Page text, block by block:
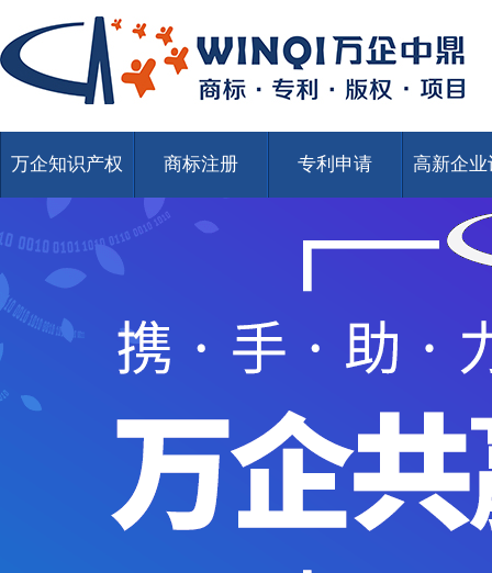
万企知识产权 商标注册 专利申请 高新企业